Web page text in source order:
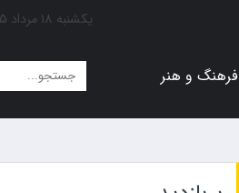
یکشنبه ۱۸ مرداد ۱۴۰۵
فرهنگ و هنر